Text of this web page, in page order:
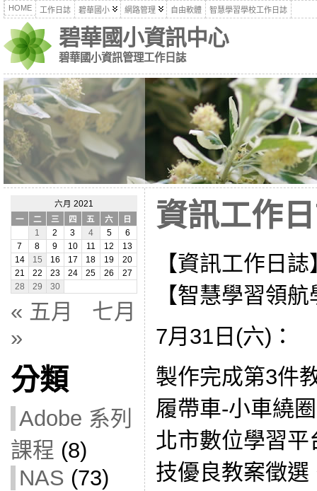
HOME 工作日誌 碧華國小 網路管理 自由軟體 智慧學習學校工作日誌
碧華國小資訊中心
碧華國小資訊管理工作日誌
六月 2021
一
二 三 四 五 六
日
1
2 3 4 5
6
7
8 9 10 11 12
13
14
15 16 17 18 19
20
21
22 23 24 25 26
27
28
29 30
« 五月
七月
»
分類
Adobe 系列
課程 (8)
NAS (73)
資訊工作
【資訊工作日
【智慧學習領
7月31日(六)：
製作完成第3件
履帶車-小車繞
北市數位學習
技優良教案徵